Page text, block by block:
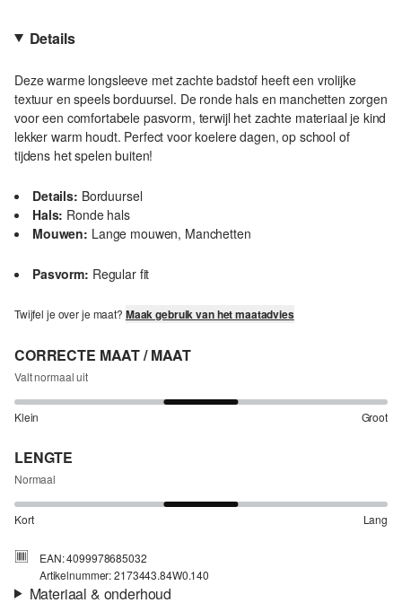
Details
Deze warme longsleeve met zachte badstof heeft een vrolijke
textuur en speels borduursel. De ronde hals en manchetten zorgen
voor een comfortabele pasvorm, terwijl het zachte materiaal je kind
lekker warm houdt. Perfect voor koelere dagen, op school of
tijdens het spelen buiten!
Details: Borduursel
Hals: Ronde hals
Mouwen: Lange mouwen, Manchetten
Pasvorm: Regular fit
Twijfel je over je maat? Maak gebruik van het maatadvies
CORRECTE MAAT / MAAT
Valt normaal uit
Klein Groot
LENGTE
Normaal
Kort Lang
EAN: 4099978685032
Artikelnummer: 2173443.84W0.140
Materiaal & onderhoud